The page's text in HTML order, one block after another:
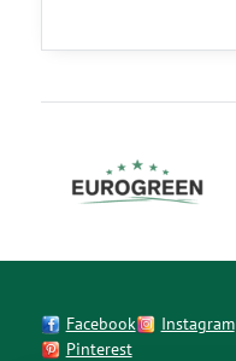
Facebook Instagram
Pinterest